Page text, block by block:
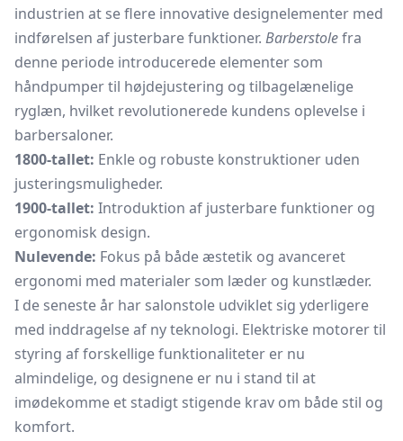
industrien at se flere innovative designelementer med
indførelsen af justerbare funktioner. Barberstolefra
denne periode introducerede elementer som
håndpumper til højdejustering og tilbagelænelige
ryglæn, hvilket revolutionerede kundens oplevelse i
barbersaloner.
1800-tallet: Enkle og robuste konstruktioner uden
justeringsmuligheder.
1900-tallet: Introduktion af justerbare funktioner og
ergonomisk design.
Nulevende: Fokus på både æstetik og avanceret
ergonomi med materialer som læder og kunstlæder.
I de seneste år har salonstole udviklet sig yderligere
med inddragelse af ny teknologi. Elektriske motorer til
styring af forskellige funktionaliteter er nu
almindelige, og designene er nu i stand til at
imødekomme et stadigt stigende krav om både stil og
komfort.